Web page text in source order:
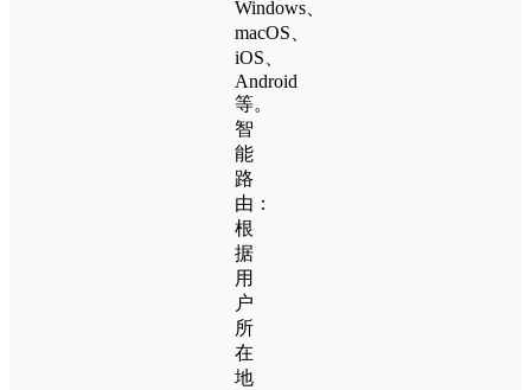
Windows、
macOS、
iOS、
Android
等。
智
能
路
由：
根
据
用
户
所
在
地